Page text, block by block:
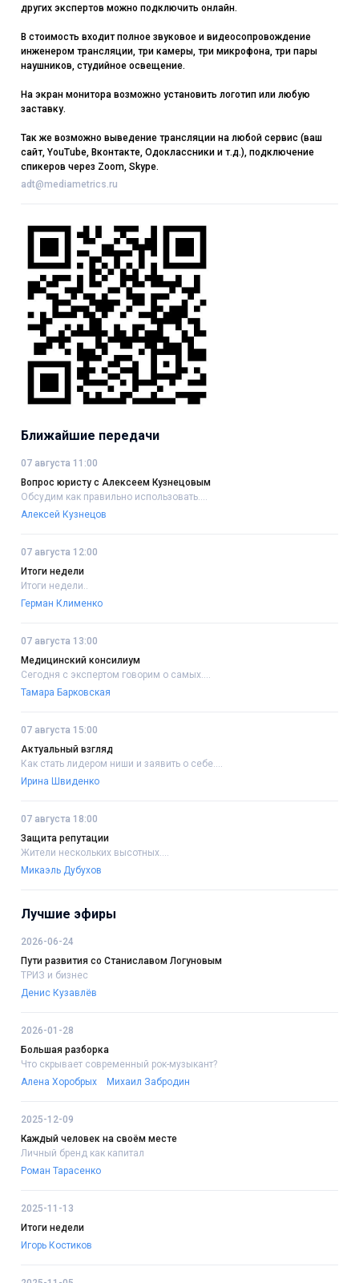
других экспертов можно подключить онлайн.
В стоимость входит полное звуковое и видеосопровождение
инженером трансляции, три камеры, три микрофона, три пары
наушников, студийное освещение.
На экран монитора возможно установить логотип или любую
заставку.
Так же возможно выведение трансляции на любой сервис (ваш
сайт, YouTube, Вконтакте, Одоклассники и т.д.), подключение
спикеров через Zoom, Skype.
adt@mediametrics.ru
Ближайшие передачи
07 августа 11:00
Вопрос юристу с Алексеем Кузнецовым
Обсудим как правильно использовать....
Алексей Кузнецов
07 августа 12:00
Итоги недели
Итоги недели..
Герман Клименко
07 августа 13:00
Медицинский консилиум
Сегодня с экспертом говорим о самых....
Тамара Барковская
07 августа 15:00
Актуальный взгляд
Как стать лидером ниши и заявить о себе....
Ирина Швиденко
07 августа 18:00
Защита репутации
Жители нескольких высотных....
Микаэль Дубухов
Лучшие эфиры
2026-06-24
Пути развития со Станиславом Логуновым
ТРИЗ и бизнес
Денис Кузавлёв
2026-01-28
Большая разборка
Что скрывает современный рок-музыкант?
Алена Хоробрых
Михаил Забродин
2025-12-09
Каждый человек на своём месте
Личный бренд как капитал
Роман Тарасенко
2025-11-13
Итоги недели
Игорь Костиков